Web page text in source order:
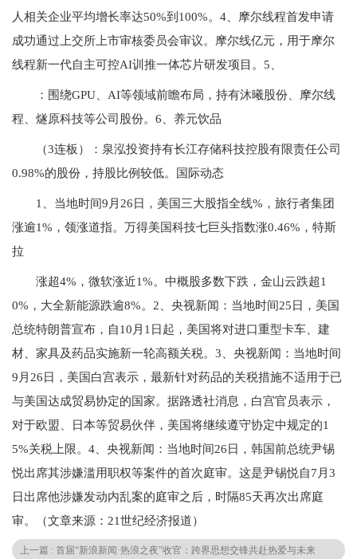
人相关企业平均增长率达50%到100%。4、摩尔线程首发申请
成功通过上交所上市审核委员会审议。摩尔线亿元，用于摩尔
线程新一代自主可控AI训推一体芯片研发项目。5、
：围绕GPU、AI等领域前瞻布局，持有沐曦股份、摩尔线
程、燧原科技等公司股份。6、养元饮品
（3连板）：泉泓投资持有长江存储科技控股有限责任公司
0.98%的股份，持股比例较低。国际动态
1、当地时间9月26日，美国三大股指全线%，旅行者集团
涨逾1%，领涨道指。万得美国科技七巨头指数涨0.46%，特斯
拉
涨超4%，微软涨近1%。中概股多数下跌，金山云跌超1
0%，大全新能源跌逾8%。2、央视新闻：当地时间25日，美国
总统特朗普宣布，自10月1日起，美国将对进口重型卡车、建
材、家具及药品实施新一轮高额关税。3、央视新闻：当地时间
9月26日，美国白宫表示，最新针对药品的关税措施不适用于已
与美国达成贸易协定的国家。据路透社消息，白宫官员表示，
对于欧盟、日本等贸易伙伴，美国将继续遵守协定中规定的1
5%关税上限。4、央视新闻：当地时间26日，韩国前总统尹锡
悦出席其涉嫌滥用职权等案件的首次庭审。这是尹锡悦自7月3
日出席他涉嫌发动内乱案的庭审之后，时隔85天再次出席庭
审。（文章来源：21世纪经济报道）
上一篇 : 首届“新浪新闻·热浪之夜”收官：跨界思想交锋共赴热爱与未来